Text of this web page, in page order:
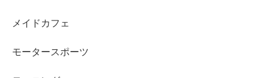
メイドカフェ
モータースポーツ